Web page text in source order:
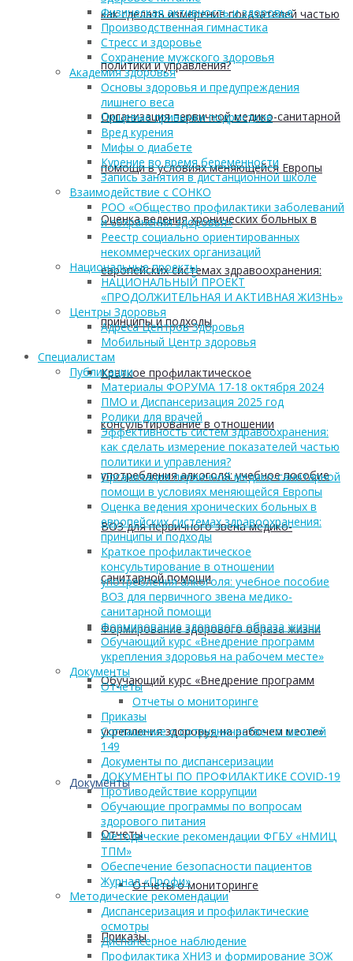
как сделать измерение показателей частью
политики и управления?
Организация первичной медико-санитарной
помощи в условиях меняющейся Европы
Оценка ведения хронических больных в
европейских системах здравоохранения:
принципы и подходы
Краткое профилактическое
консультирование в отношении
употребления алкоголя: учебное пособие
ВОЗ для первичного звена медико-
санитарной помощи
Формирование здорового образа жизни
Обучающий курс «Внедрение программ
укрепления здоровья на рабочем месте»
Документы
Отчеты
Отчеты о мониторинге
Приказы
Физическая активность и здоровье
Производственная гимнастика
Стресс и здоровье
Сохранение мужского здоровья
Академия здоровья
Основы здоровья и предупреждения
лишнего веса
Пищевые привычки подростков
Вред курения
Мифы о диабете
Курение во время беременности
Запись занятия в дистанционной школе
Взаимодействие с СОНКО
РОО «Общество профилактики заболеваний
и сохранения здоровья»
Реестр социально ориентированных
некоммерческих организаций
Национальные проекты
НАЦИОНАЛЬНЫЙ ПРОЕКТ
«ПРОДОЛЖИТЕЛЬНАЯ И АКТИВНАЯ ЖИЗНЬ»
Центры Здоровья
Адреса Центров Здоровья
Мобильный Центр здоровья
Cпециалистам
Публикации
Материалы ФОРУМА 17-18 октября 2024
ПМО и Диспансеризация 2025 год
Ролики для врачей
Эффективность систем здравоохранения:
как сделать измерение показателей частью
политики и управления?
Организация первичной медико-санитарной
помощи в условиях меняющейся Европы
Оценка ведения хронических больных в
европейских системах здравоохранения:
принципы и подходы
Краткое профилактическое
консультирование в отношении
употребления алкоголя: учебное пособие
ВОЗ для первичного звена медико-
санитарной помощи
Формирование здорового образа жизни
Обучающий курс «Внедрение программ
укрепления здоровья на рабочем месте»
Документы
Отчеты
Отчеты о мониторинге
Приказы
Соглашение о сотрудничестве со школой
149
Документы по диспансеризации
ДОКУМЕНТЫ ПО ПРОФИЛАКТИКЕ COVID-19
Противодействие коррупции
Обучающие программы по вопросам
здорового питания
Методические рекомендации ФГБУ «НМИЦ
ТПМ»
Обеспечение безопасности пациентов
Журнал «Профи»
Методические рекомендации
Диспансеризация и профилактические
осмотры
Диспансерное наблюдение
Профилактика ХНИЗ и формирование ЗОЖ